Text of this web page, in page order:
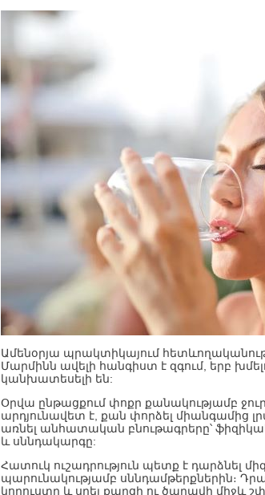
Ամենօրյա պրակտիկայում
Մարմինն ավելի հանգիստ է զգում, երբ
կանխատեսելի են:
Օրվա ընթացքում փոքր քանակությամբ
արդյունավետ է, քան փորձել միանգամից
առնել անհատական բնութագրերը՝
և սննդակարգը:
Հատուկ ուշադրություն պետք է դարձնել
պարունակությամբ սննդամթերքներին։
կորուստը և սրել քաղցի ու ծարավի միջև